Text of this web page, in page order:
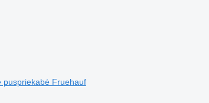
puspriekabė Fruehauf